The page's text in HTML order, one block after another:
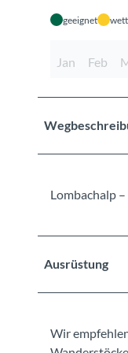
geeignet
Jan Feb
Lombachalp
Ausrüstung
Wir